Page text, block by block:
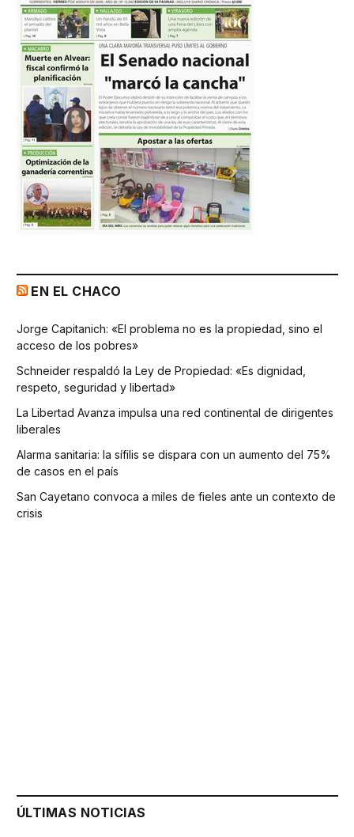
EN EL CHACO
Jorge Capitanich: «El problema no es la propiedad, sino el
acceso de los pobres»
Schneider respaldó la Ley de Propiedad: «Es dignidad,
respeto, seguridad y libertad»
La Libertad Avanza impulsa una red continental de dirigentes
liberales
Alarma sanitaria: la sífilis se dispara con un aumento del 75%
de casos en el país
San Cayetano convoca a miles de fieles ante un contexto de
crisis
ÚLTIMAS NOTICIAS